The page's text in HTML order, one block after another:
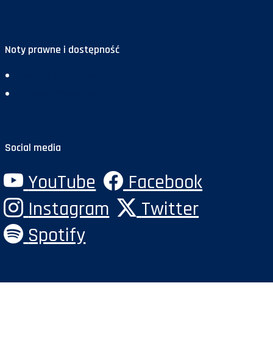
Noty prawne i dostępność
Social media
YouTube
Facebook
Instagram
Twitter
Spotify